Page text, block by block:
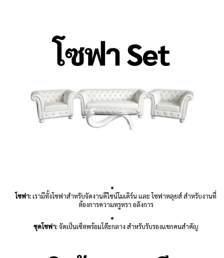
โซฟา:เรามีทั้งโซฟาสำหรับจัดงานดีไซน์โมเดิร์น และ โซฟาหลุยส์ สำหรับงานที่
ต้องการความหรูหรา อลังการ
ชุดโซฟา:จัดเป็นเซ็ตพร้อมโต๊ะกลาง สำหรับรับรองแขกคนสำคัญ